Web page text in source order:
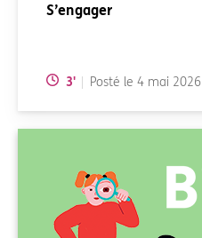
S’engager
Temps de lecture:
3' Posté le 4 mai 2026